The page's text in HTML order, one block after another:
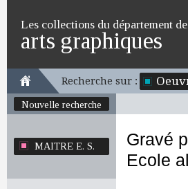
Les collections du département
arts graphiques
Recherche sur :
Nouvelle recherche
MAITRE E. S. Gravé
Ecole